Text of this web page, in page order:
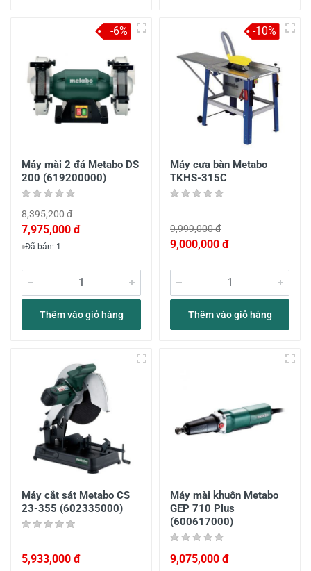
Máy mài 2 đá Metabo DS
200 (619200000)
8,395,200 đ
7,975,000 đ
Đã bán: 1
Thêm vào giỏ hàng
-6%
Máy cưa bàn Metabo
TKHS-315C
9,999,000 đ
9,000,000 đ
Thêm vào giỏ hàng
-10%
Máy cắt sát Metabo CS
23-355 (602335000)
5,933,000 đ
Máy mài khuôn Metabo
GEP 710 Plus
(600617000)
9,075,000 đ